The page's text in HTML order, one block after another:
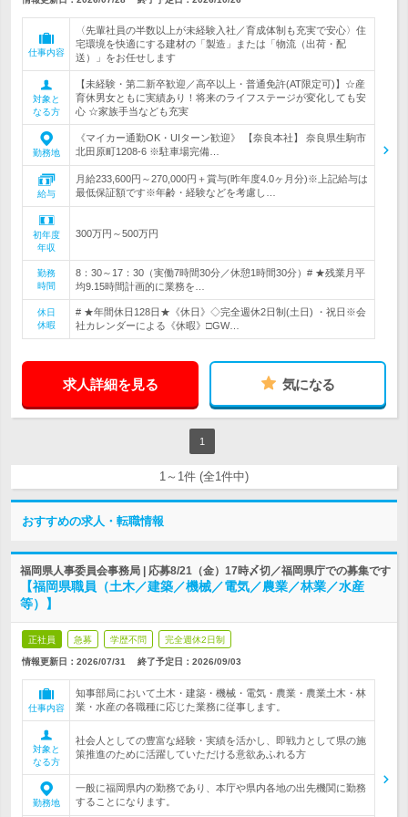
仕事内容
〈先輩社員の半数以上が未経験入社／育成体制も充実で安心〉住
宅環境を快適にする建材の「製造」または「物流（出荷・配
送）」をお任せします
対象と
なる方
【未経験・第二新卒歓迎／高卒以上・普通免許(AT限定可)】☆産
育休男女ともに実績あり！将来のライフステージが変化しても安
心 ☆家族手当なども充実
勤務地
《マイカー通勤OK・UIターン歓迎》 【奈良本社】 奈良県生駒市
北田原町1208-6 ※駐車場完備…
給与
月給233,600円～270,000円＋賞与(昨年度4.0ヶ月分)※上記給与は
最低保証額です※年齢・経験などを考慮し…
初年度
年収
300万円～500万円
勤務
時間
8：30～17：30（実働7時間30分／休憩1時間30分）# ★残業月平
均9.15時間計画的に業務を…
休日
休暇
# ★年間休日128日★《休日》◇完全週休2日制(土日) ・祝日※会
社カレンダーによる《休暇》□GW…
求人詳細を見る 気になる
1
1～1件 (全1件中)
おすすめの求人・転職情報
福岡県人事委員会事務局 | 応募8/21（金）17時〆切／福岡県庁での募集です
【福岡県職員（土木／建築／機械／電気／農業／林業／水産
等）】
正社員 急募 学歴不問 完全週休2日制
情報更新日：2026/07/31 終了予定日： 2026/09/03
仕事内容
知事部局において土木・建築・機械・電気・農業・農業土木・林
業・水産の各職種に応じた業務に従事します。
対象と
なる方
社会人としての豊富な経験・実績を活かし、即戦力として県の施
策推進のために活躍していただける意欲あふれる方
勤務地
一般に福岡県内の勤務であり、本庁や県内各地の出先機関に勤務
することになります。